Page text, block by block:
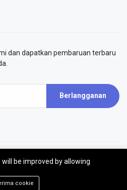
dan dapatkan pembaruan terbaru
Berlangganan
be improved by allowing
cookie